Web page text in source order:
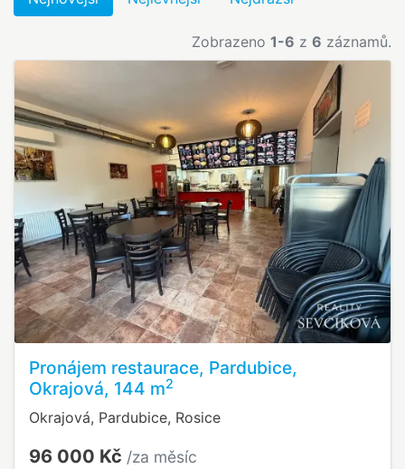
Zobrazeno 1-6 z 6 záznamů.
Pronájem restaurace, Pardubice,
Okrajová, 144 m2
Okrajová, Pardubice, Rosice
96 000 Kč /za měsíc